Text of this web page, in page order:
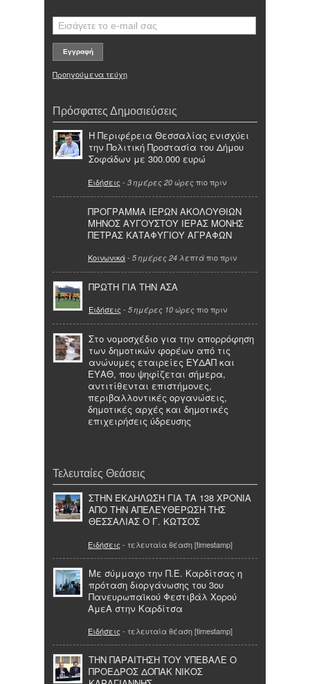
Προηγούμενα τεύχη
Πρόσφατες Δημοσιεύσεις
Η Περιφέρεια Θεσσαλίας ενισχύει
την Πολιτική Προστασία του Δήμου
Σοφάδων με 300.000 ευρώ
Ειδήσεις - 3 ημέρες 20 ώρες πιο πριν
ΠΡΟΓΡΑΜΜΑ ΙΕΡΩΝ ΑΚΟΛΟΥΘΙΩΝ
ΜΗΝΟΣ ΑΥΓΟΥΣΤΟΥ ΙΕΡΑΣ ΜΟΝΗΣ
ΠΕΤΡΑΣ ΚΑΤΑΦΥΓΙΟΥ ΑΓΡΑΦΩΝ
Κοινωνικά- 5 ημέρες 24 λεπτά πιο πριν
ΠΡΩΤΗ ΓΙΑ ΤΗΝ ΑΣΑ
Ειδήσεις - 5 ημέρες 10 ώρες πιο πριν
Στο νομοσχέδιο για την απορρόφηση
των δημοτικών φορέων από τις
ανώνυμες εταιρείες ΕΥΔΑΠ και
ΕΥΑΘ, που ψηφίζεται σήμερα,
αντιτίθενται επιστήμονες,
περιβαλλοντικές οργανώσεις,
δημοτικές αρχές και δημοτικές
επιχειρήσεις ύδρευσης
Τελευταίες Θεάσεις
ΣΤΗΝ ΕΚΔΗΛΩΣΗ ΓΙΑ ΤΑ 138 ΧΡΟΝΙΑ
ΑΠΟ ΤΗΝ ΑΠΕΛΕΥΘΕΡΩΣΗ ΤΗΣ
ΘΕΣΣΑΛΙΑΣ Ο Γ. ΚΩΤΣΟΣ
Ειδήσεις - τελευταία θέαση [timestamp]
Με σύμμαχο την Π.Ε. Καρδίτσας η
πρόταση διοργάνωσης του 3ου
Πανευρωπαϊκού Φεστιβάλ Χορού
ΑμεΑ στην Καρδίτσα
Ειδήσεις - τελευταία θέαση [timestamp]
ΤΗΝ ΠΑΡΑΙΤΗΣΗ ΤΟΥ ΥΠΕΒΑΛΕ Ο
ΠΡΟΕΔΡΟΣ ΔΟΠΑΚ ΝΙΚΟΣ